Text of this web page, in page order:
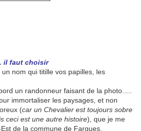
il faut choisir
un nom qui titille vos papilles, les
un randonneur faisant de la photo.....
immortaliser les paysages, et non
(car un Chevalier est toujours sobre
ceci est une autre histoire), que je me
de la commune de Fargues.